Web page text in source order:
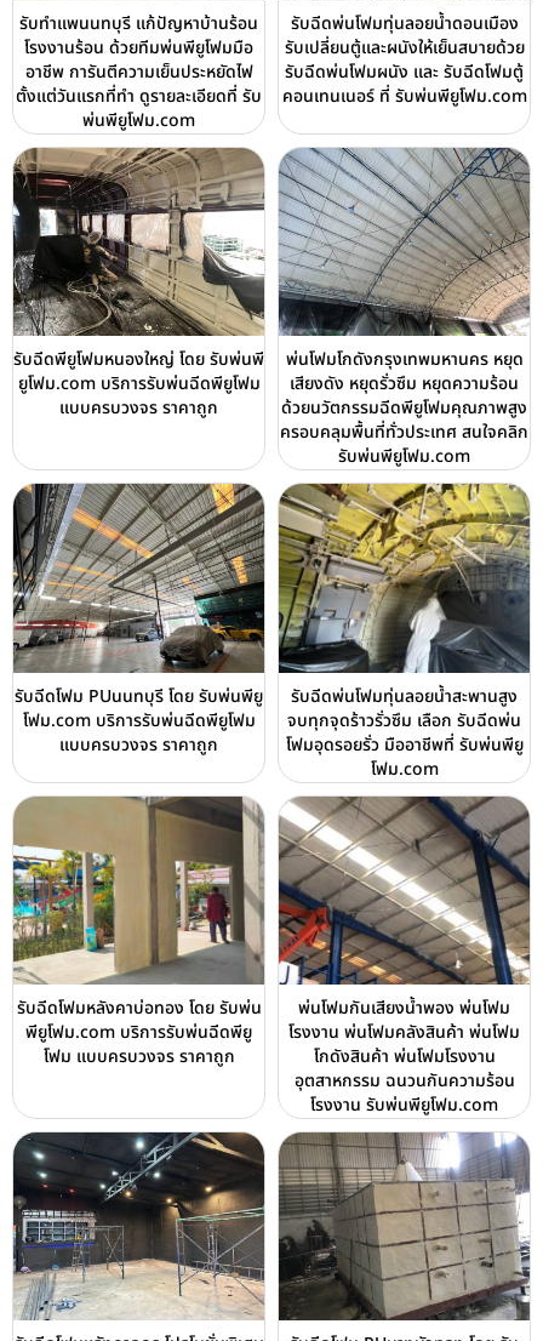
รับทำแพนนทบุรี แก้ปัญหาบ้านร้อน
โรงงานร้อน ด้วยทีมพ่นพียูโฟมมือ
อาชีพ การันตีความเย็นประหยัดไฟ
ตั้งแต่วันแรกที่ทำ ดูรายละเอียดที่ รับ
พ่นพียูโฟม.com
รับฉีดพ่นโฟมทุ่นลอยน้ำดอนเมือง
รับเปลี่ยนตู้และผนังให้เย็นสบายด้วย
รับฉีดพ่นโฟมผนัง และ รับฉีดโฟมตู้
คอนเทนเนอร์ ที่ รับพ่นพียูโฟม.com
รับฉีดพียูโฟมหนองใหญ่ โดย รับพ่นพี
ยูโฟม.com บริการรับพ่นฉีดพียูโฟม
แบบครบวงจร ราคาถูก
พ่นโฟมโกดังกรุงเทพมหานคร หยุด
เสียงดัง หยุดรั่วซึม หยุดความร้อน
ด้วยนวัตกรรมฉีดพียูโฟมคุณภาพสูง
ครอบคลุมพื้นที่ทั่วประเทศ สนใจคลิก
รับพ่นพียูโฟม.com
รับฉีดโฟม PUนนทบุรี โดย รับพ่นพียู
โฟม.com บริการรับพ่นฉีดพียูโฟม
แบบครบวงจร ราคาถูก
รับฉีดพ่นโฟมทุ่นลอยน้ำสะพานสูง
จบทุกจุดร้าวรั่วซึม เลือก รับฉีดพ่น
โฟมอุดรอยรั่ว มืออาชีพที่ รับพ่นพียู
โฟม.com
รับฉีดโฟมหลังคาบ่อทอง โดย รับพ่น
พียูโฟม.com บริการรับพ่นฉีดพียู
โฟม แบบครบวงจร ราคาถูก
พ่นโฟมกันเสียงน้ำพอง พ่นโฟม
โรงงาน พ่นโฟมคลังสินค้า พ่นโฟม
โกดังสินค้า พ่นโฟมโรงงาน
อุตสาหกรรม ฉนวนกันความร้อน
โรงงาน รับพ่นพียูโฟม.com